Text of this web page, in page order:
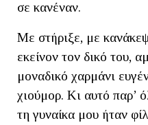
σε κανέναν.
Με στήριξε, με
εκείνον τον δικό του,
μοναδικό χαρμάνι
χιούμορ. Κι αυτό παρ’
τη γυναίκα μου ήταν